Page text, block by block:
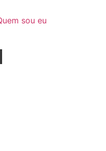
sou eu